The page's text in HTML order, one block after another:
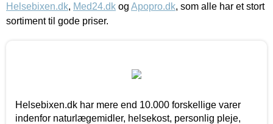
Helsebixen.dk, Med24.dk og Apopro.dk, som alle har et stort
sortiment til gode priser.
Helsebixen.dk har mere end 10.000 forskellige varer
indenfor naturlægemidler, helsekost, personlig pleje,